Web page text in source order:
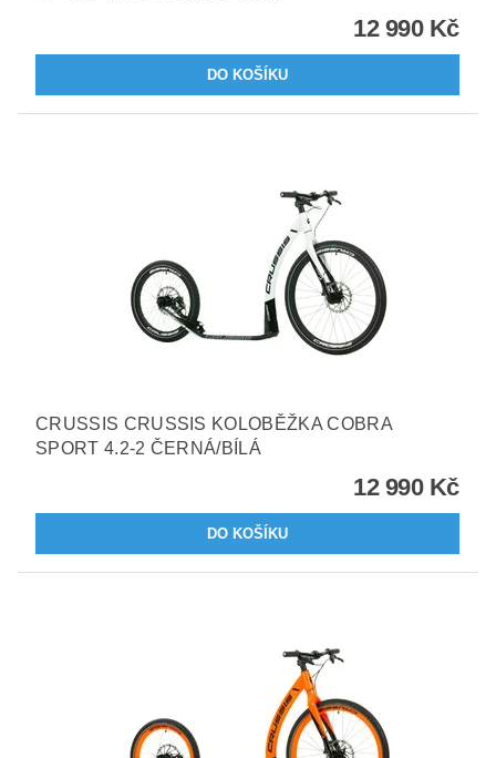
12 990 Kč
CRUSSIS CRUSSIS KOLOBĚŽKA COBRA
SPORT 4.2-2 ČERNÁ/BÍLÁ
12 990 Kč